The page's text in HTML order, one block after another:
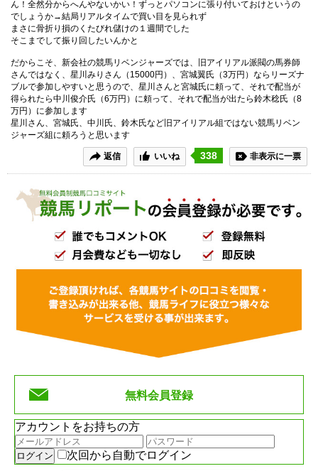
ん！全然分からへんやないかい！ずっとパソコンに張り付いておけというの
でしょうか→結局リアルタイムで買い目を見られず
まさに骨折り損のくたびれ儲けの１週間でした
そこまでして振り回したいんかと
だからこそ、新会社の競馬リベンジャーズでは、旧アイリアル派閥の馬券師
さんではなく、星川みりさん（15000円）、宮城翼氏（3万円）ならリーズナ
ブルで参加しやすいと思うので、星川さんと宮城氏に頼って、それで配当が
得られたら中川俊介氏（6万円）に頼って、それで配当が出たら鈴木稔氏（8
万円）に参加します
星川さん、宮城氏、中川氏、鈴木氏など旧アイリアル組ではない競馬リベン
ジャーズ組に頼ろうと思います
返信 いいね 338 非表示に一票
無料会員登録
アカウントをお持ちの方
次回から自動でログイン